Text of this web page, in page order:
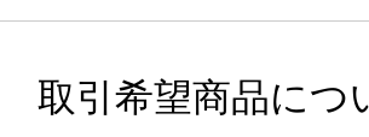
取引希望商品につ